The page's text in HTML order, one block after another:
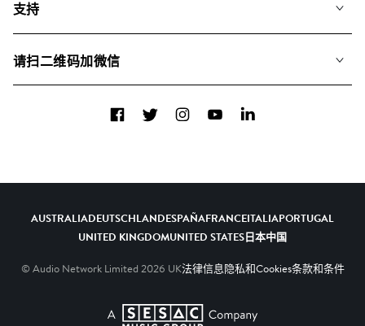
专辑
我们如何运用AI
支持
关于我们
请扫二维码加微信
FacebookTwitterInstagramYouTubeLinkedIn
AUSTRALIADEUTSCHLANDESPAÑAFRANCEITALIAPORTUGAL
UNITED KINGDOMUNITED STATES日本中国
© Audio Network Limited 2026 UK法律信息隐私和Cookies条款和条件
A SESAC Company